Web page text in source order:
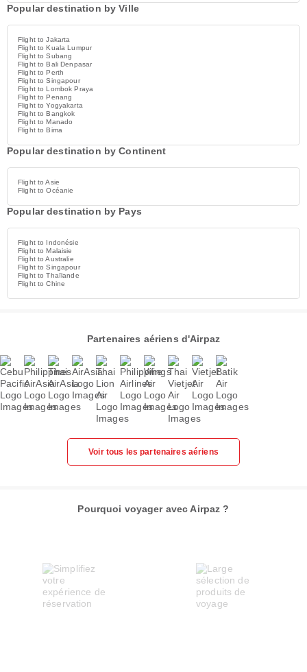
Popular destination by Ville
Flight to Jakarta
Flight to Kuala Lumpur
Flight to Subang
Flight to Bali Denpasar
Flight to Perth
Flight to Singapour
Flight to Lombok Praya
Flight to Penang
Flight to Yogyakarta
Flight to Bangkok
Flight to Manado
Flight to Bima
Popular destination by Continent
Flight to Asie
Flight to Océanie
Popular destination by Pays
Flight to Indonésie
Flight to Malaisie
Flight to Australie
Flight to Singapour
Flight to Thaïlande
Flight to Chine
Partenaires aériens d'Airpaz
Voir tous les partenaires aériens
Pourquoi voyager avec Airpaz ?